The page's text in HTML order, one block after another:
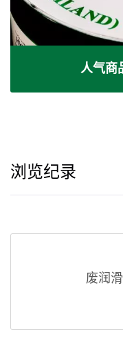
人气商
浏览纪录
废润​​